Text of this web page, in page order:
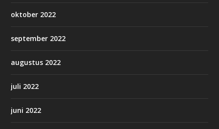
oktober 2022
september 2022
augustus 2022
juli 2022
juni 2022